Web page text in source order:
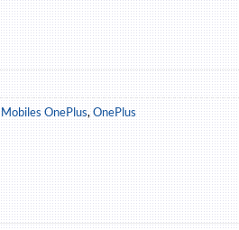
Mobiles OnePlus,OnePlus